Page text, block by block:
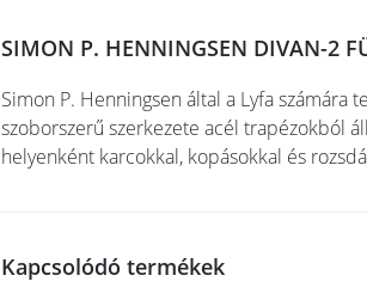
SIMON P. HENNINGSEN DIVAN-2
Simon P. Henningsen által a Lyfa számára
szoborszerű szerkezete acél trapézokból
helyenként karcokkal, kopásokkal és
Kapcsolódó termékek